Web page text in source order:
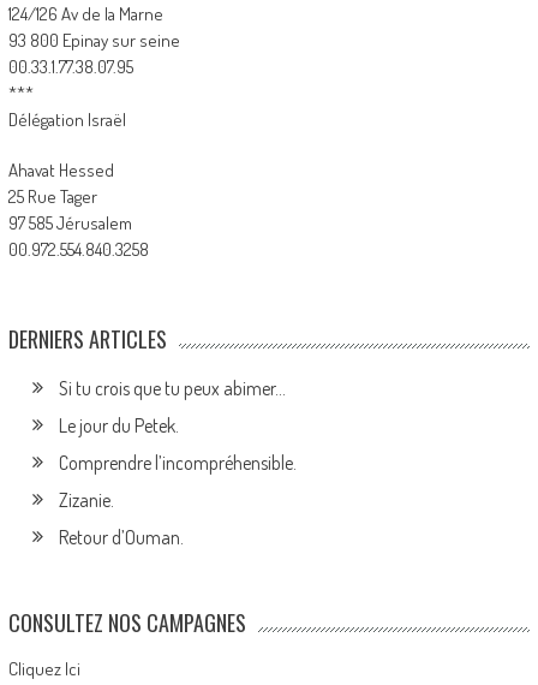
124/126 Av de la Marne
93 800 Epinay sur seine
00.33.1.77.38.07.95
***
Délégation Israël
Ahavat Hessed
25 Rue Tager
97 585 Jérusalem
00.972.554.840.3258
DERNIERS ARTICLES
Si tu crois que tu peux abimer…
Le jour du Petek.
Comprendre l’incompréhensible.
Zizanie.
Retour d’Ouman.
CONSULTEZ NOS CAMPAGNES
Cliquez Ici